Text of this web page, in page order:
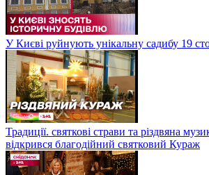
У Києві руйнують унікальну садибу 19
Традиції. святкові страви та різдвяна
відкрився благодійний святковий Кураж